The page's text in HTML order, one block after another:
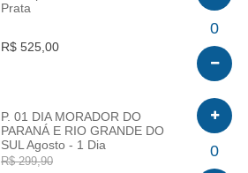
Prata
R$ 525,00
0
P. 01 DIA MORADOR DO
PARANÁ E RIO GRANDE DO
SUL Agosto - 1 Dia
R$ 299,90
0